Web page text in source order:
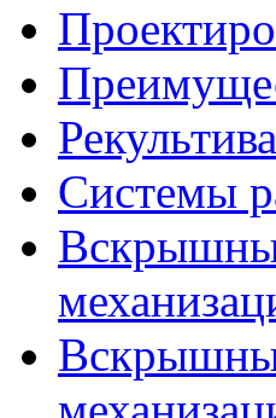
Системы